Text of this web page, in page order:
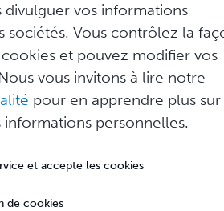
plus de 160 pays.
sur
le site Web
d'utilisation des
(la famille et les
divulguer vos informations
sociétés. Vous contrôlez la
et pouvez modifier vos
vous invitons à lire notre
pour en apprendre plus sur
personnelles.
et accepte les cookies
de cookies